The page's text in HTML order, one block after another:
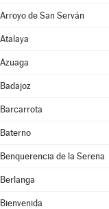
Arroyo de San Serván
Atalaya
Azuaga
Badajoz
Barcarrota
Baterno
Benquerencia de la Serena
Berlanga
Bienvenida